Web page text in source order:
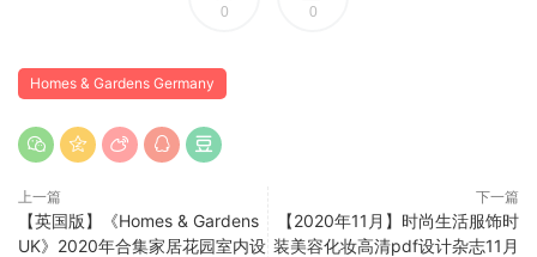
0 0
Homes & Gardens Germany
上一篇
【英国版】《Homes & Gardens
UK》2020年合集家居花园室内设
下一篇
【2020年11月】时尚生活服饰时
装美容化妆高清pdf设计杂志11月